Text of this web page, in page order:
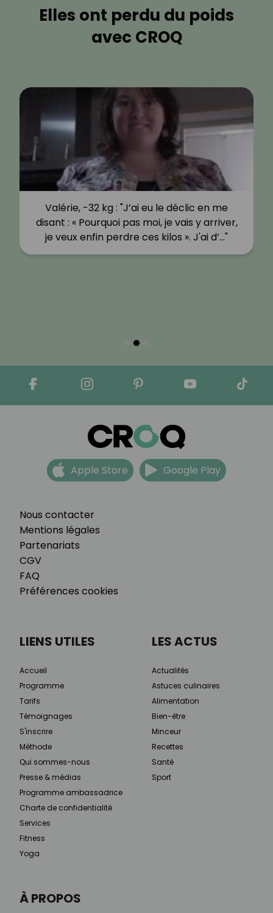
Elles ont perdu du poids
avec CROQ
Valérie, -32 kg : "J’ai eu le déclic en me
disant : « Pourquoi pas moi, je vais y arriver,
je veux enfin perdre ces kilos ». J'ai d’…"
Nous contacter
Mentions légales
Partenariats
CGV
FAQ
Préférences cookies
Apple Store Google Play
À PROPOS
LIENS UTILES
Accueil
Programme
Tarifs
Témoignages
S'inscrire
Méthode
Qui sommes-nous
Presse & médias
Programme ambassadrice
Charte de confidentialité
Services
Fitness
Yoga
LES ACTUS
Actualités
Astuces culinaires
Alimentation
Bien-être
Minceur
Recettes
Santé
Sport